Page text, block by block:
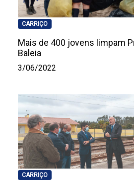
CARRIÇO
Mais de 400 jovens limpam
Baleia
3/06/2022
CARRIÇO